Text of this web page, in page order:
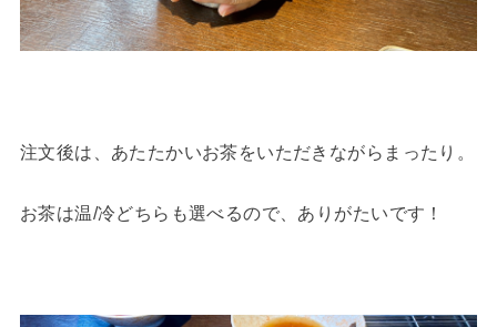
注文後は、あたたかいお茶をいただきながらまったり。
お茶は温/冷どちらも選べるので、ありがたいです！